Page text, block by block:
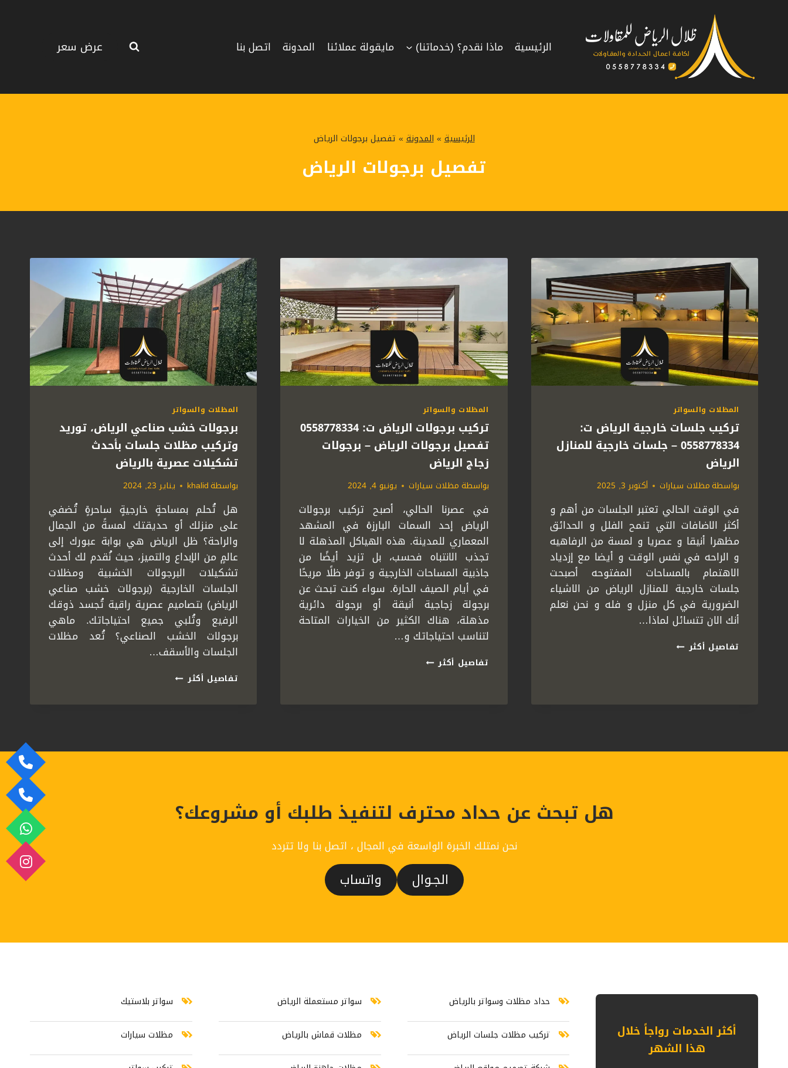
الرئيسية ماذا نقدم؟ (خدماتنا) مايقولة عملائنا المدونة اتصل بنا عرض سعر
الرئيسية»المدونة» تفصيل برجولات الرياض
تفصيل برجولات الرياض
المظلات والسواتر
تركيب جلسات خارجية الرياض ت:
0558778334 – جلسات خارجية للمنازل
الرياض
بواسطةمظلات سيارات أكتوبر 3, 2025
في الوقت الحالي تعتبر الجلسات من أهم و
أكثر الاضافات التي تنمح الفلل و الحدائق
مظهرا أنيقا و عصريا و لمسة من الرفاهيه
و الراحه في نفس الوقت و أيضا مع إزدياد
الاهتمام بالمساحات المفتوحه أصبحت
جلسات خارجية للمنازل الرياض من الاشياء
الضرورية في كل منزل و فله و نحن نعلم
أنك الان تتسائل لماذا…
تفاصيل أكثر تركيب
0558778334
للمنازل
المظلات والسواتر
تركيب برجولات الرياض ت: 0558778334
تفصيل برجولات الرياض – برجولات
زجاج الرياض
بواسطة مظلات سيارات يونيو 4, 2024
في عصرنا الحالي، أصبح تركيب برجولات
الرياض إحد السمات البارزة في المشهد
المعماري للمدينة. هذه الهياكل المذهلة لا
تجذب الانتباه فحسب، بل تزيد أيضًا من
جاذبية المساحات الخارجية و توفر ظلًا مريحًا
في أيام الصيف الحارة. سواء كنت تبحث عن
برجولة زجاجية أنيقة أو برجولة دائرية
مذهلة، هناك الكثير من الخيارات المتاحة
لتناسب احتياجاتك و…
تفاصيل أكثر تركيب
0558778334
المظلات والسواتر
برجولات خشب صناعي الرياض، توريد
وتركيب مظلات جلسات بأحدث
تشكيلات عصرية بالرياض
بواسطةkhalid يناير 23, 2024
هل تُحلم بمساحةٍ خارجيةٍ ساحرةٍ تُضفي
على منزلك أو حديقتك لمسةً من الجمال
والراحة؟ ظل الرياض هي بوابة عبورك إلى
عالمٍ من الإبداع والتميز، حيث نُقدم لك أحدث
تشكيلات البرجولات الخشبية ومظلات
الجلسات الخارجية (برجولات خشب صناعي
الرياض) بتصاميم عصرية راقية تُجسد ذوقك
الرفيع وتُلبي جميع احتياجاتك. ماهي
برجولات الخشب الصناعي؟ تُعد مظلات
الجلسات والأسقف…
تفاصيل أكثر برجولات
مظلات
بالرياضهل تبحث عن حداد محترف لتنفيذ طلبك أو مشروعك؟
نحن نمتلك الخبرة الواسعة في المجال ، اتصل بنا ولا تتردد
الجـوال واتساب
أكثر الخدمات رواجاً خلال
هذا الشهر
حداد مظلات وسواتر بالرياض
تركيب مظلات جلسات الرياض
سواتر مستعملة الرياض
مظلات قماش بالرياض
سواتر بلاستيك
مظلات سيارات